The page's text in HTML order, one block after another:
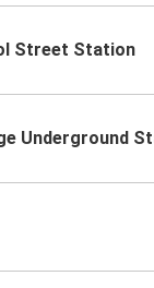
Street Station
Underground